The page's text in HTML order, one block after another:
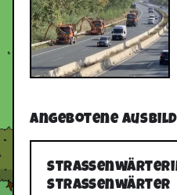
Angebotene
Straßenwärter